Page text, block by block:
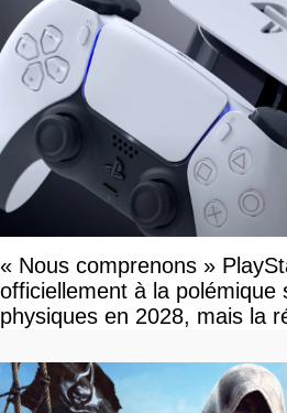
« Nous comprenons »
officiellement à la polémique
physiques en 2028, mais la